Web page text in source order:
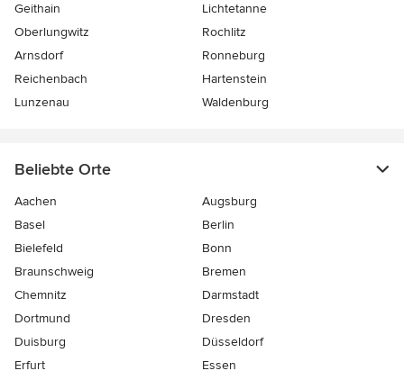
Geithain
Lichtetanne
Oberlungwitz
Rochlitz
Arnsdorf
Ronneburg
Reichenbach
Hartenstein
Lunzenau
Waldenburg
Beliebte Orte
Aachen
Augsburg
Basel
Berlin
Bielefeld
Bonn
Braunschweig
Bremen
Chemnitz
Darmstadt
Dortmund
Dresden
Duisburg
Düsseldorf
Erfurt
Essen